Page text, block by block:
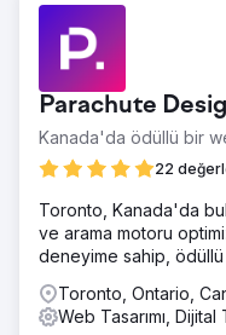
Parachute
Kanada'da ödüllü bir
22
Toronto, Kanada'da
ve arama motoru
deneyime sahip, ödüllü
Toronto, Ontario,
Web Tasarımı, Dijital